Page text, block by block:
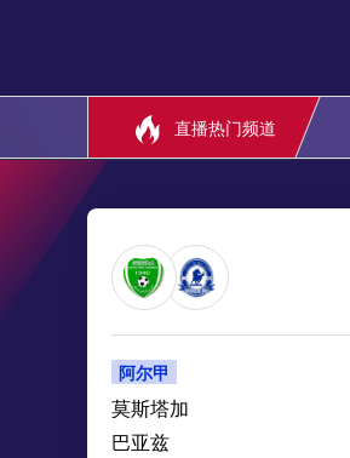
直播热门频道
阿尔甲
莫斯塔加
巴亚兹